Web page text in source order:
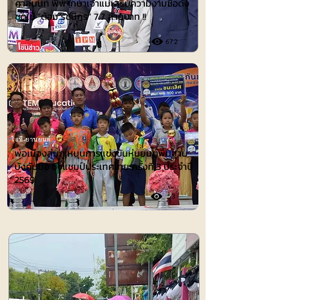
ศาลนนท์ พิพากษาเจ้าแม่เสริมความงามชื่อดัง
ชดใช้ ”ต้อม รัชนีกร“ 7.7 ล้านบาท !!
672
ไอที-ยานยนต์
พ่อเมืองลุ่มภู หนุนการแข่งขันหุ่นยนต์พื้นฐาน
บังคับมือ ชิงแชมป์ประเทศไทย ครั้งที่ 3 ประจำปี
2569
53